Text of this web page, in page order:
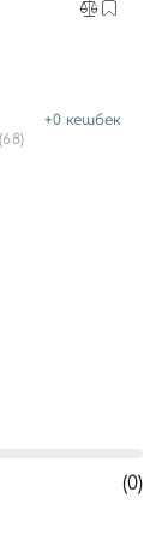
+0 кешбек
(68)
(0)